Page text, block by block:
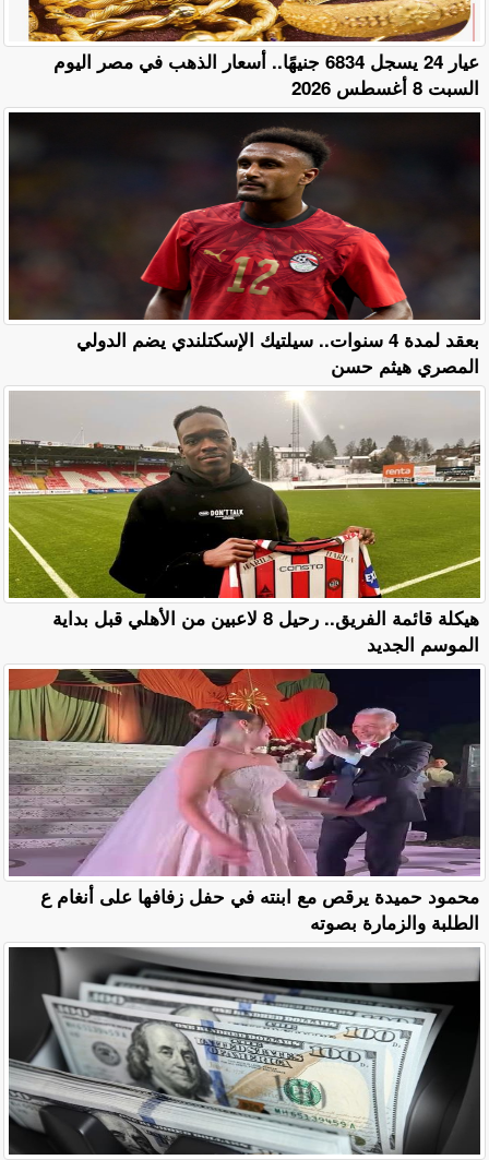
عيار 24 يسجل 6834 جنيهًا.. أسعار الذهب في مصر اليوم
السبت 8 أغسطس 2026
بعقد لمدة 4 سنوات.. سيلتيك الإسكتلندي يضم الدولي
المصري هيثم حسن
هيكلة قائمة الفريق.. رحيل 8 لاعبين من الأهلي قبل بداية
الموسم الجديد
محمود حميدة يرقص مع ابنته في حفل زفافها على أنغام ع
الطلبة والزمارة بصوته